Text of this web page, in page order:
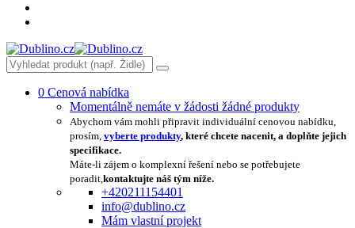
0 Cenová nabídka
Momentálně nemáte v žádosti žádné produkty
Abychom vám mohli připravit individuální cenovou nabídku,
prosím, vyberte produkty, které chcete nacenit, a doplňte jejich
specifikace.
Máte-li zájem o komplexní řešení nebo se potřebujete
poradit,kontaktujte náš tým níže.
+420211154401
info@dublino.cz
Mám vlastní projekt